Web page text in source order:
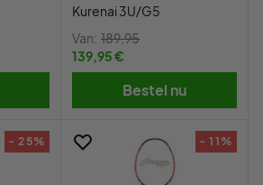
Kurenai 3U/G5
Van: 189,95
139,95 €
Bestel nu
- 25% - 11%